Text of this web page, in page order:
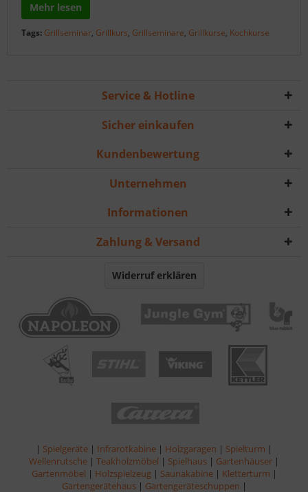
Mehr lesen
Tags: Grillseminar, Grillkurs, Grillseminare, Grillkurse, Kochkurse
Service & Hotline
Sicher einkaufen
Kundenbewertung
Unternehmen
Informationen
Zahlung & Versand
Widerruf erklären
| Spielgeräte | Infrarotkabine | Holzgaragen | Spielturm |
Wellenrutsche | Teakholzmöbel | Spielhaus | Gartenhäuser |
Gartenmöbel | Holzspielzeug | Saunakabine | Kletterturm |
Gartengerätehaus | Gartengeräteschuppen |